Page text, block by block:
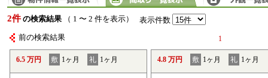
2件 の検索結果 （ 1 〜 2 件を表示） 表示件数
前の検索結果 1
6.5 万円 敷 1ヶ月 礼 1ヶ月 4.8 万円 敷 1ヶ月 礼 1ヶ月